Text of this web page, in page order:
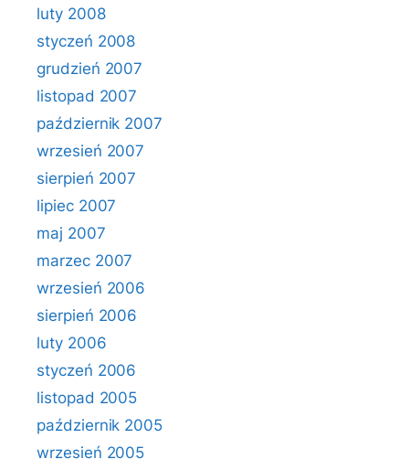
luty 2008
styczeń 2008
grudzień 2007
listopad 2007
październik 2007
wrzesień 2007
sierpień 2007
lipiec 2007
maj 2007
marzec 2007
wrzesień 2006
sierpień 2006
luty 2006
styczeń 2006
listopad 2005
październik 2005
wrzesień 2005